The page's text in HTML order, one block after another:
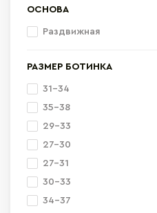
ОСНОВА
Раздвижная
РАЗМЕР БОТИНКА
31-34
35-38
29-33
27-30
27-31
30-33
34-37